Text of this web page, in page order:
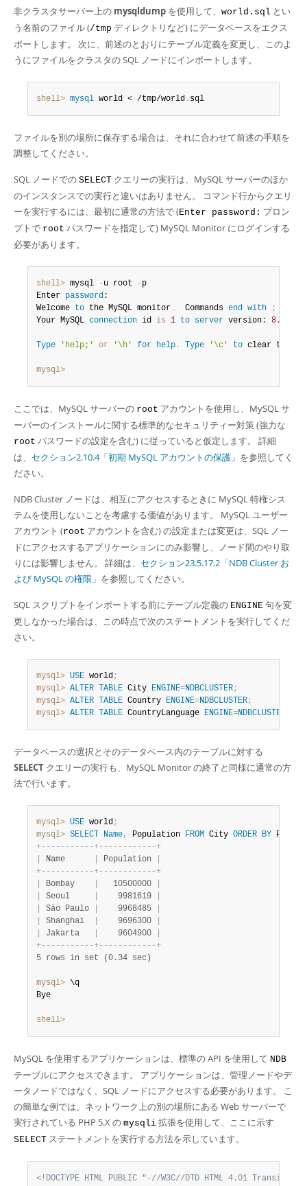
非クラスタサーバー上の mysqldump を使用して、 world.sql とい
う名前のファイル (/tmp ディレクトリなど) にデータベースをエクス
ポートします。 次に、前述のとおりにテーブル定義を変更し、このよ
うにファイルをクラスタの SQL ノードにインポートします。
shell> mysql world < /tmp/world . sql
ファイルを別の場所に保存する場合は、それに合わせて前述の手順を
調整してください。
SQL ノードでの SELECT クエリーの実行は、MySQL サーバーのほか
のインスタンスでの実行と違いはありません。 コマンド行からクエリ
ーを実行するには、最初に通常の方法で (Enter password: プロン
プトで root パスワードを指定して) MySQL Monitor にログインする
必要があります。
shell> mysql -u root -p
Enter password:
Welcome to the MySQL monitor .
  Commands
end with ;
Your MySQL connection id is 1 to server version: 8.0
Type 'help;' or '\h' for help . Type '\c' to clear the
mysql>
ここでは、MySQL サーバーの root アカウントを使用し、MySQL サ
ーバーのインストールに関する標準的なセキュリティー対策 (強力な
root パスワードの設定を含む) に従っていると仮定します。 詳細
は、 セクション2.10.4「初期 MySQL アカウントの保護」 を参照してく
ださい。
NDB Cluster ノードは、相互にアクセスするときに MySQL 特権シス
テムを使用しないことを考慮する価値があります。 MySQL ユーザー
アカウント (root アカウントを含む) の設定または変更は、SQL ノー
ドにアクセスするアプリケーションにのみ影響し、ノード間のやり取
りには影響しません。 詳細は、 セクション23.5.17.2「NDB Cluster お
よび MySQL の権限」 を参照してください。
SQL スクリプトをインポートする前にテーブル定義の ENGINE 句を変
更しなかった場合は、この時点で次のステートメントを実行してくだ
さい。
mysql> USE world;
mysql> ALTER TABLE City ENGINE=NDBCLUSTER;
mysql> ALTER TABLE Country ENGINE=NDBCLUSTER;
mysql> ALTER TABLE CountryLanguage ENGINE=NDBCLUSTER
データベースの選択とそのデータベース内のテーブルに対する
SELECT クエリーの実行も、MySQL Monitor の終了と同様に通常の方
法で行います。
mysql> USE world;
mysql> SELECT Name, Population FROM City ORDER BY
+- - - - - - - - - - -+- - - - - - - - - - - -+
Name Population
+- - - - - - - - - - -+- - - - - - - - - - - -+
Bombay
   10500000
Seoul
    9981619
São Paulo
    9968485
Shanghai
    9696300
Jakarta
    9604900
+- - - - - - - - - - -+- - - - - - - - - - - -+
5 rows in set (0.34 sec)
mysql> \q
Bye
shell>
MySQL を使用するアプリケーションは、標準の API を使用して NDB
テーブルにアクセスできます。 アプリケーションは、管理ノードやデ
ータノードではなく、SQL ノードにアクセスする必要があります。 こ
の簡単な例では、ネットワーク上の別の場所にある Web サーバーで
実行されている PHP 5.X の mysqli 拡張を使用して、ここに示す
SELECT ステートメントを実行する方法を示しています。
<!DOCTYPE HTML PUBLIC "-//W3C//DTD HTML 4.01